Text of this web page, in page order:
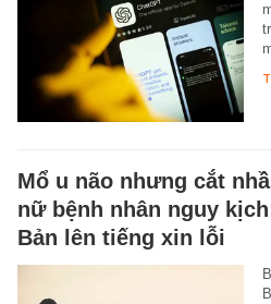
Mổ u não nhưng cắt
nữ bệnh nhân nguy
Bản lên tiếng xin lỗi